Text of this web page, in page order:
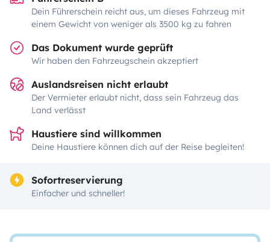
Dein Führerschein reicht aus, um dieses Fahrzeug mit
einem Gewicht von weniger als 3500 kg zu fahren
Das Dokument wurde geprüft
Wir haben den Fahrzeugschein akzeptiert
Auslandsreisen nicht erlaubt
Der Vermieter erlaubt nicht, dass sein Fahrzeug das
Land verlässt
Haustiere sind willkommen
Deine Haustiere können dich auf der Reise begleiten!
Sofortreservierung
Einfacher und schneller!